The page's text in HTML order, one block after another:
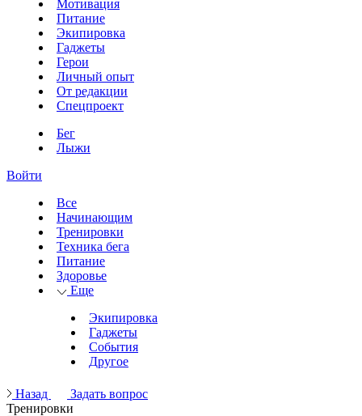
Мотивация
Питание
Экипировка
Гаджеты
Герои
Личный опыт
От редакции
Спецпроект
Бег
Лыжи
Войти
Все
Начинающим
Тренировки
Техника бега
Питание
Здоровье
Еще
Экипировка
Гаджеты
События
Другое
Назад
Задать вопрос
Тренировки